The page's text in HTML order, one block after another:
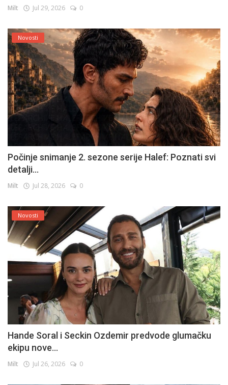
Milt Jul 29, 2026 0
Novosti
Počinje snimanje 2. sezone serije Halef: Poznati svi
detalji...
Milt Jul 28, 2026 0
Novosti
Hande Soral i Seckin Ozdemir predvode glumačku
ekipu nove...
Milt Jul 26, 2026 0